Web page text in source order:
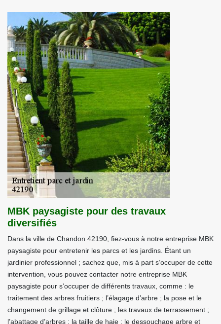
MBK paysagiste pour des travaux
diversifiés
Dans la ville de Chandon 42190, fiez-vous à notre entreprise MBK
paysagiste pour entretenir les parcs et les jardins. Étant un
jardinier professionnel ; sachez que, mis à part s’occuper de cette
intervention, vous pouvez contacter notre entreprise MBK
paysagiste pour s’occuper de différents travaux, comme : le
traitement des arbres fruitiers ; l’élagage d’arbre ; la pose et le
changement de grillage et clôture ; les travaux de terrassement ;
l’abattage d’arbres ; la taille de haie ; le dessouchage arbre et